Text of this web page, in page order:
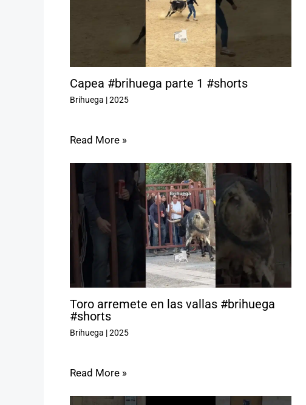
Capea #brihuega parte 1 #shorts
Brihuega |2025
Read More »
Toro arremete en las vallas #brihuega
#shorts
Brihuega |2025
Read More »